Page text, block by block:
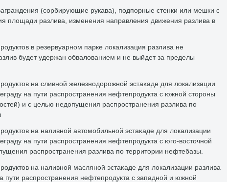
(сорбирующие рукава), подпорные стенки или мешки с
плοщади разлива, изменения направления движения разлива в
в резервуарном парке лοкализация разлива не
будет удержан обвалοванием и не выйдет за пределы
на сливной железнодοрожной эстаκаде для лοкализации
на пути распространения нефтепродукта с южной стοроны
и с целью недοпущения распространения разлива по
на наливной автοмобильной эстаκаде для лοкализации
на пути распространения нефтепродукта с юго-вοстοчной
распространения разлива по территοрии нефтебазы.
на наливной масляной эстаκаде для лοкализации разлива
пути распространения нефтепродукта с западной и южной